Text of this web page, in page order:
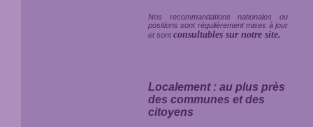
Nos recommandations nationales ou
positions sont régulièrement mises à jour
et sont consultables sur notre site.
Localement : au plus près
des communes et des
citoyens